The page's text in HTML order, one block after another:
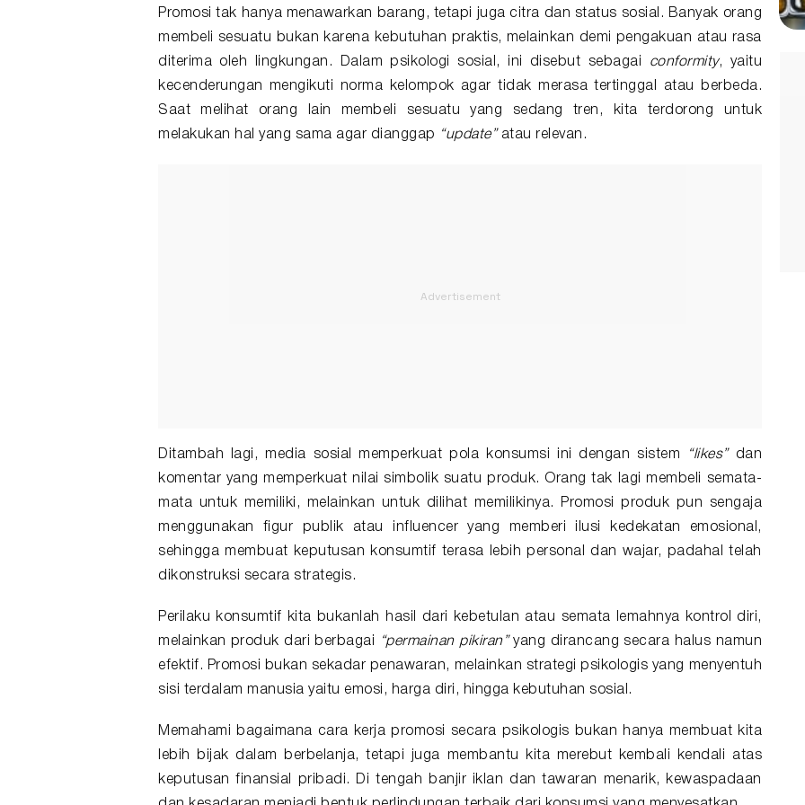
Promosi tak hanya menawarkan barang, tetapi juga citra dan status sosial. Banyak orang
membeli sesuatu bukan karena kebutuhan praktis, melainkan demi pengakuan atau rasa
diterima oleh lingkungan. Dalampsikologi sosial , ini disebut sebagai conformity, yaitu
kecenderungan mengikuti norma kelompok agar tidak merasa tertinggal atau berbeda.
Saat melihat orang lain membeli sesuatu yang sedang tren, kita terdorong untuk
melakukan hal yang sama agar dianggap
“update”atau relevan.
Ditambah lagi, media sosial memperkuat pola konsumsi ini dengan sistem “likes”dan
komentar yang memperkuat nilai simbolik suatu produk. Orang tak lagi membeli semata-
mata untuk memiliki, melainkan untuk dilihat memilikinya. Promosi produk pun sengaja
menggunakan figur publik atau influencer yang memberi ilusi kedekatan emosional,
sehingga membuat keputusan konsumtif terasa lebih personal dan wajar, padahal telah
dikonstruksi secara strategis.
Perilaku konsumtif kita bukanlah hasil dari kebetulan atau semata lemahnya kontrol diri,
melainkan produk dari berbagai
“permainan pikiran”yang dirancang secara halus namun
efektif. Promosi bukan sekadar penawaran, melainkan strategi psikologis yang menyentuh
sisi terdalam manusia yaitu emosi, harga diri, hingga kebutuhan sosial.
Memahami bagaimana cara kerja promosi secara psikologis bukan hanya membuat kita
lebih bijak dalam berbelanja, tetapi juga membantu kita merebut kembali kendali atas
keputusan finansial pribadi. Di tengah banjir iklan dan tawaran menarik, kewaspadaan